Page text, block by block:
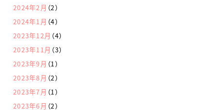
2024年2月 （2）
2024年1月 （4）
2023年12月 （4）
2023年11月 （3）
2023年9月 （1）
2023年8月 （2）
2023年7月 （1）
2023年6月 （2）